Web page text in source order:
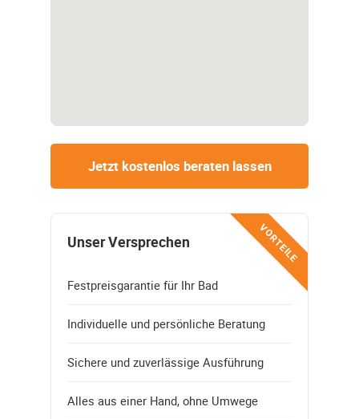
Jetzt kostenlos beraten lassen
VORTEILE
Unser Versprechen
Festpreisgarantie für Ihr Bad
Individuelle und persönliche Beratung
Sichere und zuverlässige Ausführung
Alles aus einer Hand, ohne Umwege